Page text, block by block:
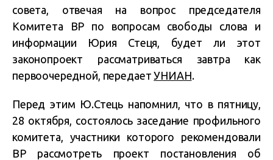
совета, отвечая на вопрос председателя
Комитета ВР по вопросам свободы слова и
информации Юрия Стеця, будет ли этот
законопроект рассматриваться завтра как
первоочередной, передаетУНИАН.
Перед этим Ю.Стець напомнил, что в пятницу,
28 октября, состоялось заседание профильного
комитета, участники которого рекомендовали
ВР рассмотреть проект постановления об